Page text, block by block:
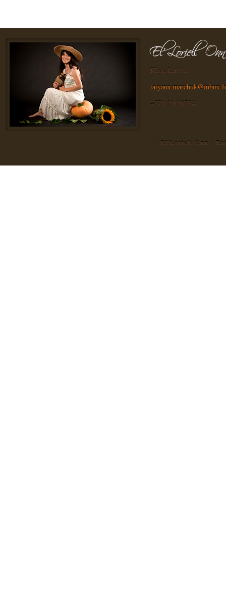
Rīga, Latvija
+371 29198788
© El'Loriell Onn |